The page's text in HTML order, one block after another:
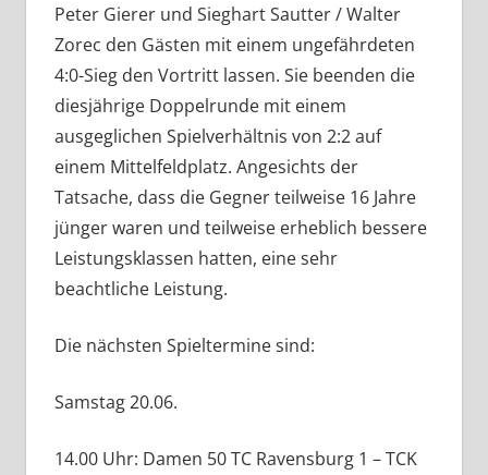
Peter Gierer und Sieghart Sautter / Walter
Zorec den Gästen mit einem ungefährdeten
4:0-Sieg den Vortritt lassen. Sie beenden die
diesjährige Doppelrunde mit einem
ausgeglichen Spielverhältnis von 2:2 auf
einem Mittelfeldplatz. Angesichts der
Tatsache, dass die Gegner teilweise 16 Jahre
jünger waren und teilweise erheblich bessere
Leistungsklassen hatten, eine sehr
beachtliche Leistung.
Die nächsten Spieltermine sind:
Samstag 20.06.
14.00 Uhr: Damen 50 TC Ravensburg 1 – TCK